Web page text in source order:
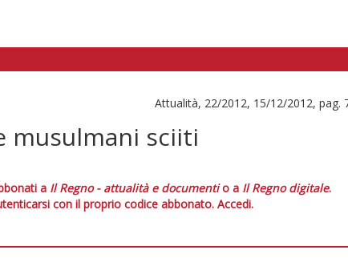
Attualità, 22/2012, 15/12/2012, pag.
musulmani sciiti
a Il Regno - attualità e documentio a Il Regno digitale.
con il proprio codice abbonato. Accedi.